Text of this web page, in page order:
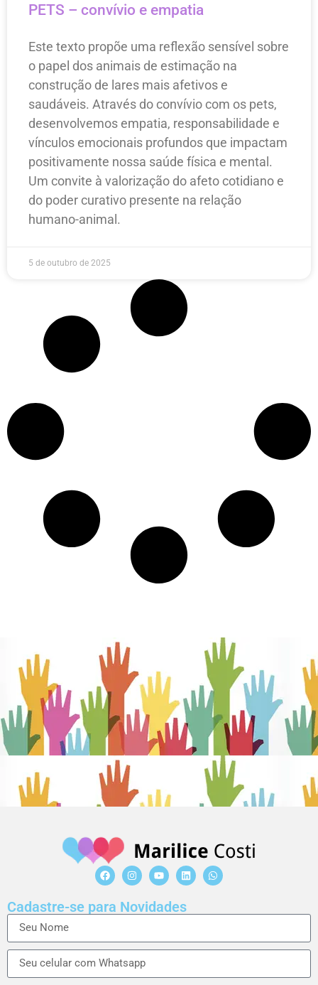
PETS – convívio e empatia
Este texto propõe uma reflexão sensível sobre
o papel dos animais de estimação na
construção de lares mais afetivos e
saudáveis. Através do convívio com os pets,
desenvolvemos empatia, responsabilidade e
vínculos emocionais profundos que impactam
positivamente nossa saúde física e mental.
Um convite à valorização do afeto cotidiano e
do poder curativo presente na relação
humano-animal.
5 de outubro de 2025
Cadastre-se para Novidades